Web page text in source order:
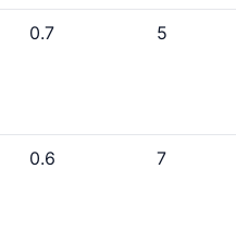
0.7 5
0.6 7